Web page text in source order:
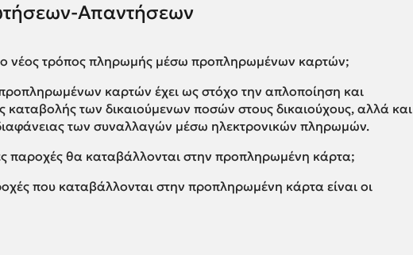
Απαντήσεων
ο νέος τρόπος πληρωμής μέσω προπληρωμένων καρτών;
καρτών έχει ως στόχο την απλοποίηση και
καταβολής των δικαιούμενων ποσών στους δικαιούχους, αλλά και
των συναλλαγών μέσω ηλεκτρονικών πληρωμών.
παροχές θα καταβάλλονται στην προπληρωμένη κάρτα;
που καταβάλλονται στην προπληρωμένη κάρτα είναι οι